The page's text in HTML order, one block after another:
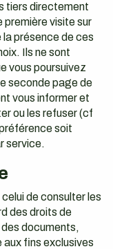
tiers directement
première visite sur
présence de ces
Ils ne sont
vous poursuivez
seconde page de
vous informer et
ou les refuser (cf
soit
service.
de consulter les
des droits de
documents,
fins exclusives